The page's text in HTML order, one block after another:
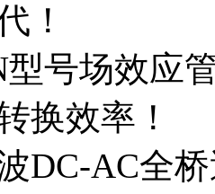
！
型号场效应
换效率！
DC-AC全